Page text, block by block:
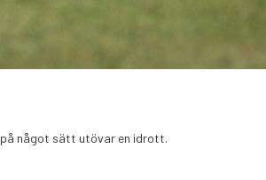
något sätt utövar en idrott.